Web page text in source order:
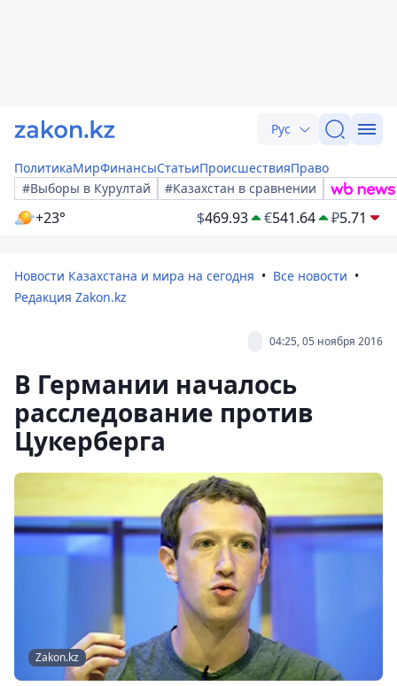
Рус
ПолитикаМирФинансыСтатьиПроисшествияПраво
#Выборы в Курултай
#Казахстан в сравнении
+23° $469.93 €541.64 ₽5.71
Новости Казахстана и мира на сегодня
Все новости
Редакция Zakon.kz
04:25, 05 ноября 2016
В Германии началось
расследование против
Цукерберга
Zakon.kz